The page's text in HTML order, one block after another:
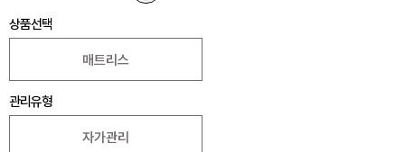
상품선택
매트리스
관리유형
자가관리